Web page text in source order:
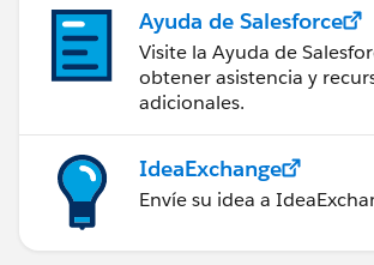
Ayuda de Salesforce
Visite la Ayuda de
obtener asistencia y
adicionales.
IdeaExchange
Envíe su idea a